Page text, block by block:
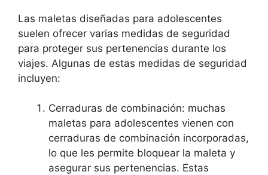
Las maletas diseñadas para adolescentes
suelen ofrecer varias medidas de seguridad
para proteger sus pertenencias durante los
viajes. Algunas de estas medidas de seguridad
incluyen:
Cerraduras de combinación: muchas
maletas para adolescentes vienen con
cerraduras de combinación incorporadas,
lo que les permite bloquear la maleta y
asegurar sus pertenencias. Estas